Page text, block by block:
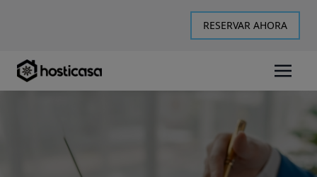
RESERVAR AHORA